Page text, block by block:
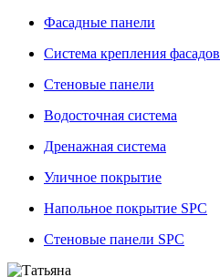
Фасадные панели
Система крепления фасадов
Стеновые панели
Водосточная система
Дренажная система
Уличное покрытие
Напольное покрытие SPC
Стеновые панели SPC